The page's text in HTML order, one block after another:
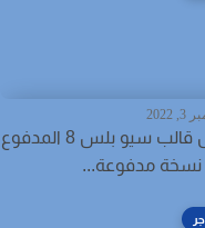
تحميل قالب سيو بلس 8 المدفوع